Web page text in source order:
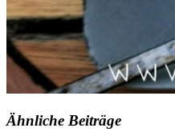
Ähnliche Beiträge